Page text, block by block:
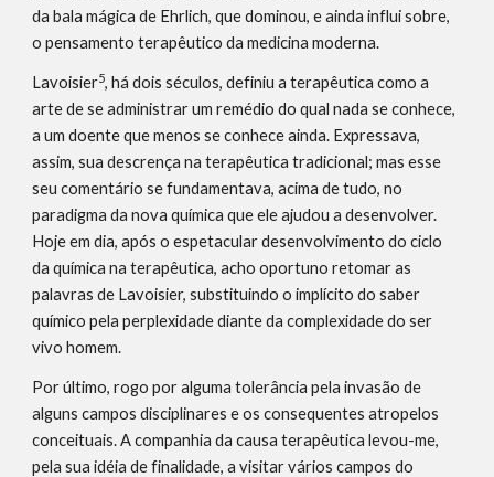
da bala mágica de Ehrlich, que dominou, e ainda influi sobre,
o pensamento terapêutico da medicina moderna.
Lavoisier5, há dois séculos, definiu a terapêutica como a
arte de se administrar um remédio do qual nada se conhece,
a um doente que menos se conhece ainda. Expressava,
assim, sua descrença na terapêutica tradicional; mas esse
seu comentário se fundamentava, acima de tudo, no
paradigma da nova química que ele ajudou a desenvolver.
Hoje em dia, após o espetacular desenvolvimento do ciclo
da química na terapêutica, acho oportuno retomar as
palavras de Lavoisier, substituindo o implícito do saber
químico pela perplexidade diante da complexidade do ser
vivo homem.
Por último, rogo por alguma tolerância pela invasão de
alguns campos disciplinares e os consequentes atropelos
conceituais. A companhia da causa terapêutica levou-me,
pela sua idéia de finalidade, a visitar vários campos do